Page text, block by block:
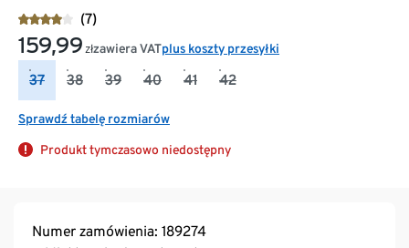
(7)
159,99 złzawiera VATplus koszty przesyłki
37 38 39 40 41 42
Sprawdź tabelę rozmiarów
Produkt tymczasowo niedostępny
Numer zamówienia: 189274